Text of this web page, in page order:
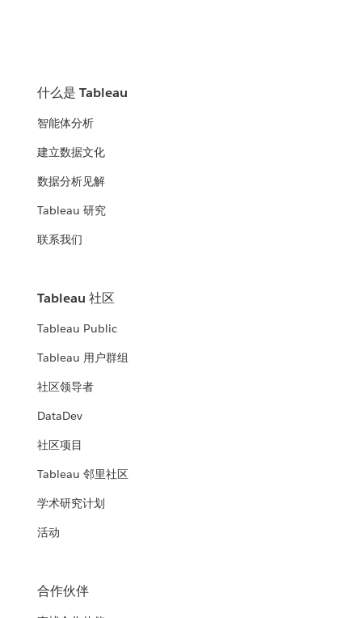
什么是 Tableau
智能体分析
建立数据文化
数据分析见解
Tableau 研究
联系我们
Tableau 社区
Tableau Public
Tableau 用户群组
社区领导者
DataDev
社区项目
Tableau 邻里社区
学术研究计划
活动
合作伙伴